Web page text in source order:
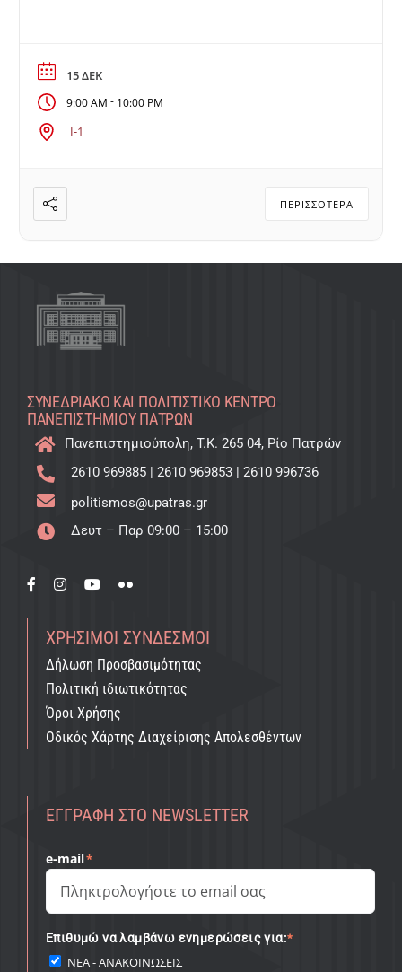
15 ΔΕΚ
9:00 AM - 10:00 PM
Ι-1
ΠΕΡΙΣΣΌΤΕΡΑ
ΣΥΝΕΔΡΙΑΚΌ ΚΑΙ ΠΟΛΙΤΙΣΤΙΚΌ KΈΝΤΡΟ
ΠΑΝΕΠΙΣΤΗΜΊΟΥ ΠΑΤΡΏΝ
Πανεπιστημιούπολη, T.K. 265 04, Ρίο Πατρών
2610 969885| 2610 969853| 2610 996736
politismos@upatras.gr
Δευτ – Παρ 09:00 – 15:00
ΧΡΉΣΙΜΟΙ ΣΎΝΔΕΣΜΟΙ
Δήλωση Προσβασιμότητας
Πολιτική ιδιωτικότητας
Όροι Χρήσης
Οδικός Χάρτης Διαχείρισης Απολεσθέντων
ΕΓΓΡΑΦΉ ΣΤΟ NEWSLETTER
e-mail*
Επιθυμώ να λαμβάνω ενημερώσεις για:*
ΝΕΑ - ΑΝΑΚΟΙΝΩΣΕΙΣ